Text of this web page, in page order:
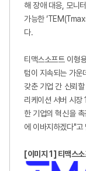
해 장애 대응 모니
가능한
다.
티맥스소프트 이형
텀이 지속되는 가운
갖춘 기업 간 신뢰
리케이션 서버 시장1
한 기업의 혁신을
에 이바지하겠다"고
[이미지 1] 티맥스